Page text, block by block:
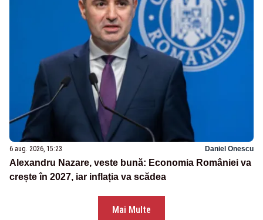
6 aug. 2026, 15:23 Daniel Onescu
Alexandru Nazare, veste bună: Economia României va
crește în 2027, iar inflația va scădea
Mai Multe